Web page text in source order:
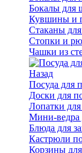
Бокалы для
Кувшины и
Стаканы
Стопки и
Чашки из
Назад
Посуда для
Доски для
Лопатки
Мини-ведра
Блюда для
Кастрюли
Корзины